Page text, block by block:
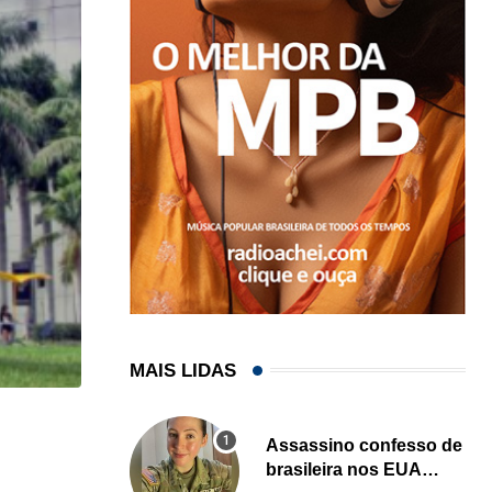
HISTÓRICO
Açaí é reconhecido oficialmente como fruto
MAIS LIDAS
Assassino confesso de
brasileira nos EUA